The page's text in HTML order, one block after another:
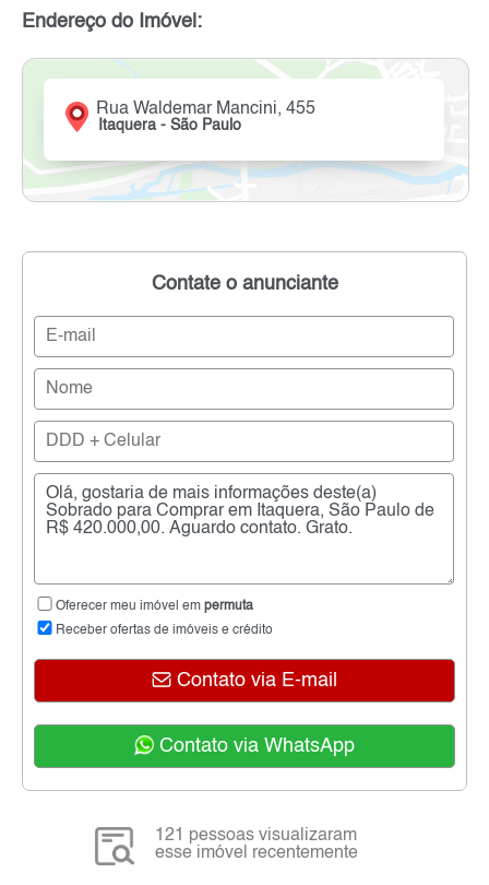
Endereço do Imóvel:
Rua Waldemar Mancini, 455
Itaquera - São Paulo
Contate o anunciante
Oferecer meu imóvel em permuta
Receber ofertas de imóveis e crédito
Contato via E-mail
Contato via WhatsApp
121 pessoas visualizaram
esse imóvel recentemente